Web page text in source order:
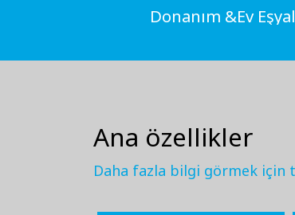
Donanım &Ev
Ana özellikler
Daha fazla bilgi görmek için